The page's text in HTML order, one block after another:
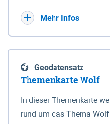
Deichbehörde durch
enthalten. Sperrwerke Sperrwerke sind Bauwerke
mit Sperrvorrichtungen in
Schutz eines Gebietes
vor Sturmfluten, zu
Mehr Infos
Geodatensatz
Themenkarte Wolf
In dieser Themenkarte
rund um das Thema